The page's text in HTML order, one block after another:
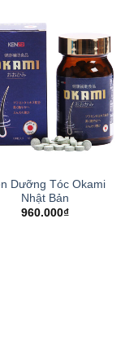
Dưỡng Tóc Okami
Nhật Bản
960.000₫